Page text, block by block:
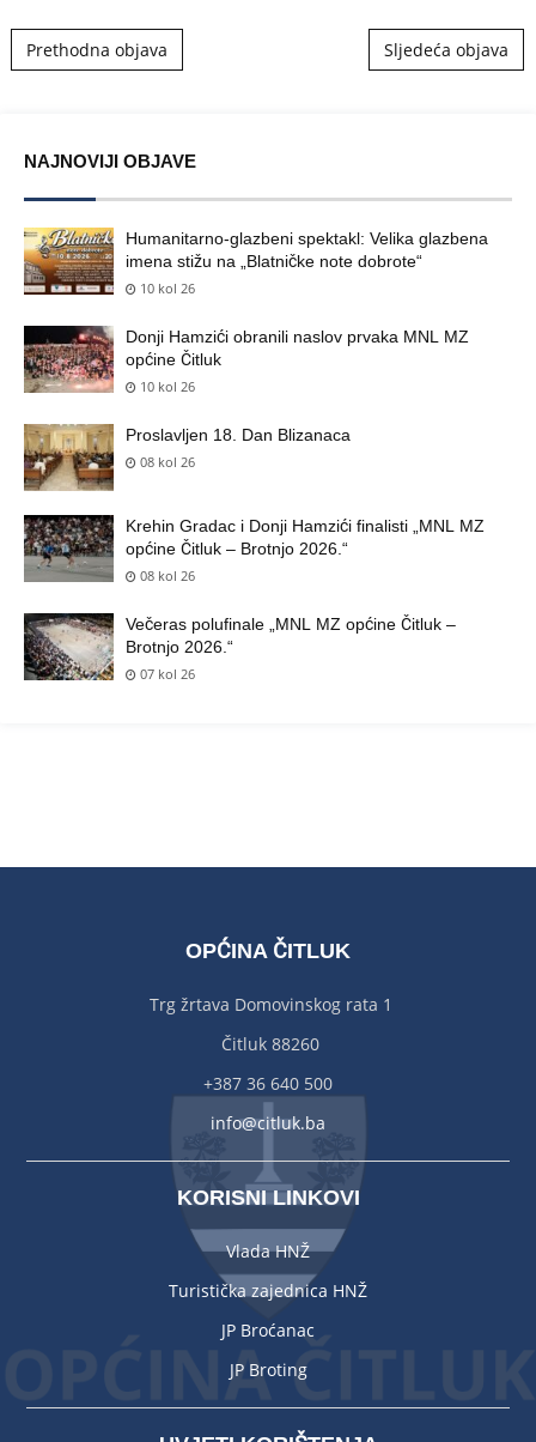
Post navigation
Prethodna objava Sljedeća objava
NAJNOVIJI OBJAVE
Humanitarno-glazbeni spektakl: Velika glazbena
imena stižu na „Blatničke note dobrote“
10 kol 26
Donji Hamzići obranili naslov prvaka MNL MZ
općine Čitluk
10 kol 26
Proslavljen 18. Dan Blizanaca
08 kol 26
Krehin Gradac i Donji Hamzići finalisti „MNL MZ
općine Čitluk – Brotnjo 2026.“
08 kol 26
Večeras polufinale „MNL MZ općine Čitluk –
Brotnjo 2026.“
07 kol 26
OPĆINA ČITLUK
Trg žrtava Domovinskog rata 1
Čitluk 88260
+387 36 640 500
info@citluk.ba
KORISNI LINKOVI
Vlada HNŽ
Turistička zajednica HNŽ
JP Broćanac
JP Broting